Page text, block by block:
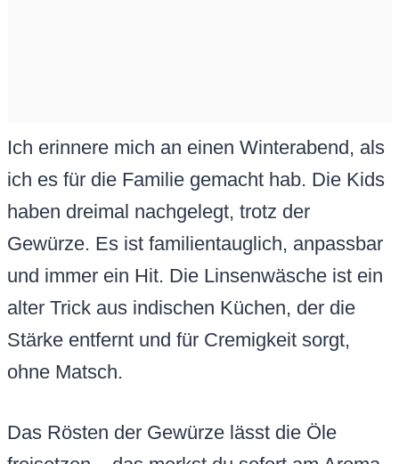
Ich erinnere mich an einen Winterabend, als
ich es für die Familie gemacht hab. Die Kids
haben dreimal nachgelegt, trotz der
Gewürze. Es ist familientauglich, anpassbar
und immer ein Hit. Die Linsenwäsche ist ein
alter Trick aus indischen Küchen, der die
Stärke entfernt und für Cremigkeit sorgt,
ohne Matsch.
Das Rösten der Gewürze lässt die Öle